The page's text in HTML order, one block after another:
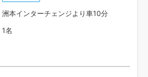
洲本インターチェンジより車10分
1名